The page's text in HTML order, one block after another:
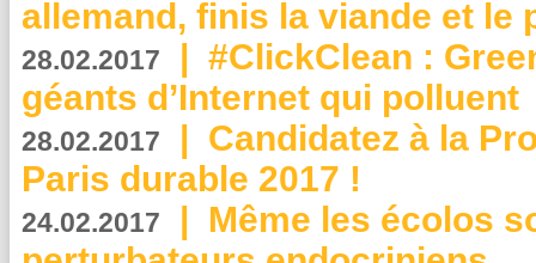
allemand, finis la viande et le
28.02.2017 | #ClickClean :
géants d’Internet qui polluent
28.02.2017 | Candidatez à la
Paris durable 2017 !
24.02.2017 | Même les écolos